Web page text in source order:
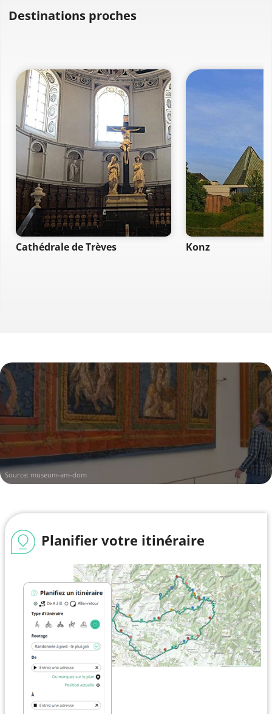
Destinations proches
Cathédrale de Trèves Konz
Source: museum-am-dom
Planifier votre itinéraire